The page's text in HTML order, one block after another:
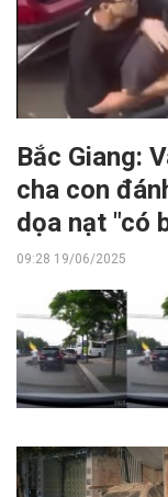
Bắc Giang:
cha con
dọa nạt "có
09:28 19/06/2025